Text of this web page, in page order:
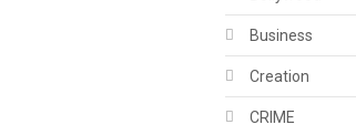
Business
Creation
CRIME